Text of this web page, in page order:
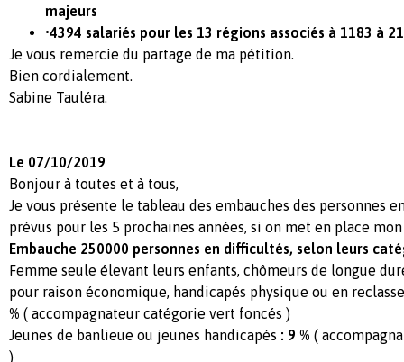
majeurs
•4394 salariés pour les 13 régions associés à 1183 à
Je vous remercie du partage de ma pétition.
Bien cordialement.
Sabine Tauléra.
Le 07/10/2019
Bonjour à toutes et à tous,
Je vous présente le tableau des embauches des personnes
prévus pour les 5 prochaines années, si on met en place
Embauche 250000 personnes en difficultés, selon leurs
Femme seule élevant leurs enfants, chômeurs de longue
pour raison économique, handicapés physique ou en
% ( accompagnateur catégorie vert foncés )
Jeunes de banlieue ou jeunes handicapés : 9 % (
)